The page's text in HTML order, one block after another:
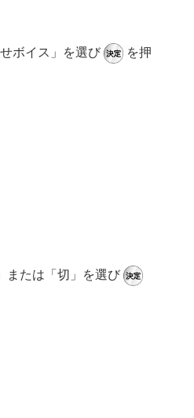
ボイス」を選び
を押
または「切」を選び